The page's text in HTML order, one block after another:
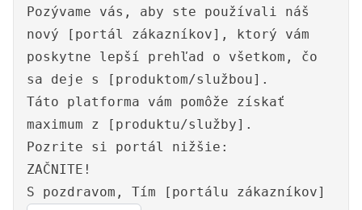
Pozývame vás, aby ste používali náš
nový [portál zákazníkov], ktorý vám
poskytne lepší prehľad o všetkom, čo
sa deje s [produktom/službou].
Táto platforma vám pomôže získať
maximum z [produktu/služby].
Pozrite si portál nižšie:
ZAČNITE!
S pozdravom, Tím [portálu zákazníkov]